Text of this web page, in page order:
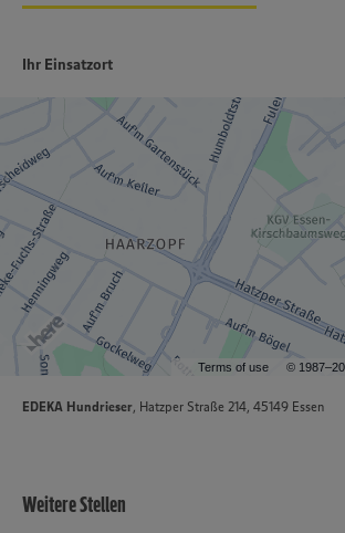
Ihr Einsatzort
Terms of use ©
EDEKA Hundrieser , Hatzper Straße 214, 45149 Essen
Weitere Stellen